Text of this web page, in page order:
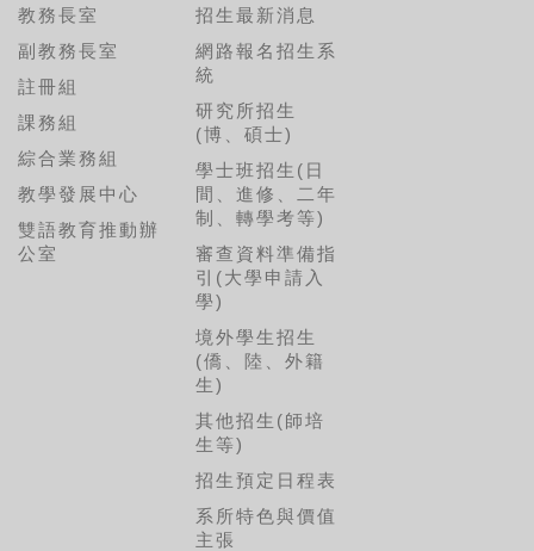
教務長室
副教務長室
註冊組
課務組
綜合業務組
教學發展中心
雙語教育推動辦
公室
招生最新消息
網路報名招生系
統
研究所招生
(博、碩士)
學士班招生(日
間、進修、二年
制、轉學考等)
審查資料準備指
引(大學申請入
學)
境外學生招生
(僑、陸、外籍
生)
其他招生(師培
生等)
招生預定日程表
系所特色與價值
主張